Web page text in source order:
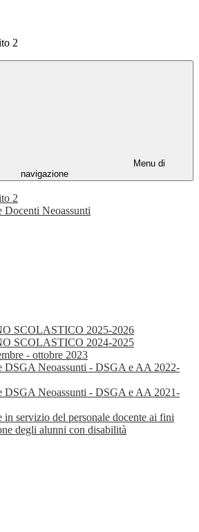
2
Menu di
navigazione
2
Docenti Neoassunti
SCOLASTICO 2025-2026
SCOLASTICO 2024-2025
- ottobre 2023
DSGA Neoassunti - DSGA e AA 2022-
DSGA Neoassunti - DSGA e AA 2021-
in servizio del personale docente ai fini
degli alunni con disabilità